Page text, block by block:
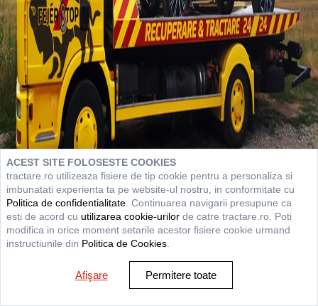
ACEST SITE FOLOSESTE COOKIES
tractare.ro utilizeaza fisiere de tip cookie pentru a personaliza si
imbunatati experienta ta pe website-ul nostru, in conformitate cu
Politica de confidentialitate . Continuarea navigarii presupune ca
esti de acord cu utilizarea cookie-urilor de catre tractare.ro. Poti
modifica in orice moment setarile acestor fisiere cookie urmand
instructiunile din Politica de Cookies
Afişare Permitere toate